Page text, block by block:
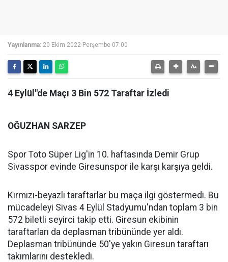
Yayınlanma: 20 Ekim 2022 Perşembe 07:00
4 Eylül"de Maçı 3 Bin 572 Taraftar İzledi
OĞUZHAN SARZEP
Spor Toto Süper Lig'in 10. haftasında Demir Grup
Sivasspor evinde Giresunspor ile karşı karşıya geldi.
Kırmızı-beyazlı taraftarlar bu maça ilgi göstermedi. Bu
mücadeleyi Sivas 4 Eylül Stadyumu'ndan toplam 3 bin
572 biletli seyirci takip etti. Giresun ekibinin
taraftarları da deplasman tribününde yer aldı.
Deplasman tribününde 50'ye yakın Giresun taraftarı
takımlarını destekledi.